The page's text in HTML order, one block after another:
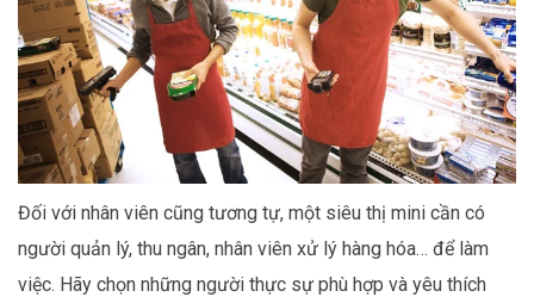
Đối với nhân viên cũng tương tự, một siêu thị mini cần có
người quản lý, thu ngân, nhân viên xử lý hàng hóa… để làm
việc. Hãy chọn những người thực sự phù hợp và yêu thích